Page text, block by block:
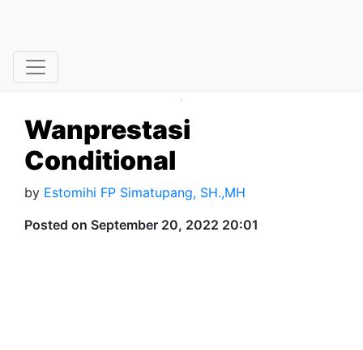
Wanprestasi
Conditional
by Estomihi FP Simatupang, SH.,MH
Posted on September 20, 2022 20:01